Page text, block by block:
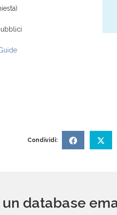
Condividi:
database